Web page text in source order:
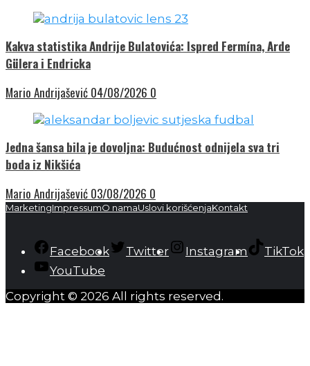
Kakva statistika Andrije Bulatovića: Ispred Fermína, Arde
Gülera i Endricka
Mario Andrijašević 04/08/2026 0
Jedna šansa bila je dovoljna: Budućnost odnijela sva tri
boda iz Nikšića
Mario Andrijašević 03/08/2026 0
MarketingImpressumO namaUslovi korišćenjaKontakt
Facebook Twitter Instagram
TikTok
YouTube
Copyright © 2026 All rights reserved.